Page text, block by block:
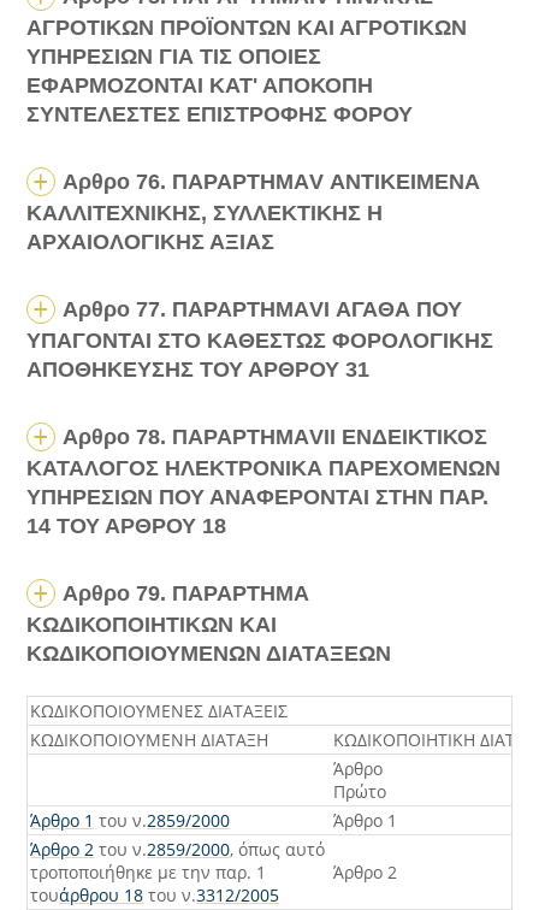
ΑΓΡΟΤΙΚΩΝ ΠΡΟΪΟΝΤΩΝ ΚΑΙ ΑΓΡΟΤΙΚΩΝ
ΥΠΗΡΕΣΙΩΝ ΓΙΑ ΤΙΣ ΟΠΟΙΕΣ
ΕΦΑΡΜΟΖΟΝΤΑΙ ΚΑΤ' ΑΠΟΚΟΠΗ
ΣΥΝΤΕΛΕΣΤΕΣ ΕΠΙΣΤΡΟΦΗΣ ΦΟΡΟΥ
Αρθρο 76. ΠΑΡΑΡΤΗΜΑV ΑΝΤΙΚΕΙΜΕΝΑ
ΚΑΛΛΙΤΕΧΝΙΚΗΣ, ΣΥΛΛΕΚΤΙΚΗΣ Η
ΑΡΧΑΙΟΛΟΓΙΚΗΣ ΑΞΙΑΣ
Αρθρο 77. ΠΑΡΑΡΤΗΜΑVI ΑΓΑΘΑ ΠΟΥ
ΥΠΑΓΟΝΤΑΙ ΣΤΟ ΚΑΘΕΣΤΩΣ ΦΟΡΟΛΟΓΙΚΗΣ
ΑΠΟΘΗΚΕΥΣΗΣ ΤΟΥ ΑΡΘΡΟΥ 31
Αρθρο 78. ΠΑΡΑΡΤΗΜΑVII ΕΝΔΕΙΚΤΙΚΟΣ
ΚΑΤΑΛΟΓΟΣ ΗΛΕΚΤΡΟΝΙΚΑ ΠΑΡΕΧΟΜΕΝΩΝ
ΥΠΗΡΕΣΙΩΝ ΠΟΥ ΑΝΑΦΕΡΟΝΤΑΙ ΣΤΗΝ ΠΑΡ.
14 ΤΟΥ ΑΡΘΡΟΥ 18
Αρθρο 79. ΠΑΡΑΡΤΗΜΑ
ΚΩΔΙΚΟΠΟΙΗΤΙΚΩΝ ΚΑΙ
ΚΩΔΙΚΟΠΟΙΟΥΜΕΝΩΝ ΔΙΑΤΑΞΕΩΝ
ΚΩΔΙΚΟΠΟΙΟΥΜΕΝΕΣ ΔΙΑΤΑΞΕΙΣ
ΚΩΔΙΚΟΠΟΙΟΥΜΕΝΗ ΔΙΑΤΑΞΗ
ΚΩΔΙΚΟΠΟΙΗΤΙΚΗ
Άρθρο
Πρώτο
Άρθρο 1 του ν.2859/2000
Άρθρο 1
Άρθρο 2 του ν.2859/2000, όπως αυτό
τροποποιήθηκε με την παρ. 1
τουάρθρου 18 του ν.3312/2005
Άρθρο 2